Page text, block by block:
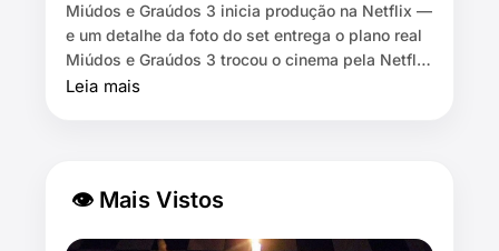
Miúdos e Graúdos 3 inicia produção na Netflix —
e um detalhe da foto do set entrega o plano real
Miúdos e Graúdos 3 trocou o cinema pela Netflix
⏱️ 7 min de leitura …
Leia mais
👁 Mais Vistos